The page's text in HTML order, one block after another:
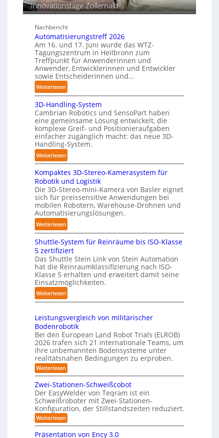
e
C
o
b
o
t
s
t
n
d
i
g
e
P
o
l
y
m
e
r
l
a
g
e
r
f
ü
r
T
a
u
c
h
r
o
b
o
t
r
Innovationstage Zollernalb
Nachbericht
Automatisierungstreff 2026
Am 16. und 17. Juni wurde das WTZ-
Tagungszentrum in Heilbronn zum
Treffpunkt für Anwenderinnen und
Anwender, Entwicklerinnen und Entwickler
sowie Entscheiderinnen und…
Weiterlesen:
A
u
t
o
m
a
t
i
s
i
e
r
u
n
g
s
t
r
e
f
f
0
6
3D-Handling-System
Cambrian Robotics und SensoPart haben
eine gemeinsame Lösung entwickelt, die
komplexe Greif- und Positionieraufgaben
einfacher zugänglich macht: das neue 3D-
Handling-System.
Weiterlesen:
3
D
-
H
a
n
d
l
n
g
-
S
y
s
t
m
Kompaktes 3D-Stereo-Kamerasystem für
Robotik und Logistik
Die 3D-Stereo-mini-Kamera von Basler eignet
sich für preissensitive Anwendungen bei
mobilen Robotern, Warehouse-Drohnen und
Automatisierungslösungen.
Weiterlesen:
K
o
m
p
a
k
t
e
3
D
-
S
t
e
r
e
o
-
K
a
m
Shuttle-System für Reinräume bis ISO-Klasse
5 zertifiziert
Das Shuttle Stein Link von Stein Automation
hat die Reinraumklassifizierung nach ISO-
Klasse 5 erhalten und erweitert damit seine
Einsatzmöglichkeiten.
Weiterlesen:
S
u
t
t
l
e
-
S
y
s
t
e
m
f
Leistungsvergleich von militärischer
Bodenrobotik
Bei den European Land Robot Trials (ELROB)
2026 trafen sich 21 internationale Teams, um
ihre unbemannten Bodensysteme unter
realitätsnahen Bedingungen zu erproben.
Weiterlesen:
L
e
i
s
t
u
n
g
v
Zwei-Stationen-Schweißcobot
Der EasyWelder von Teqram ist ein
Schweißroboter mit Zwei-Stationen-
Konfiguration, der Stillstandszeiten reduziert.
Weiterlesen:
Z
w
Präsentation von Ency 3.0